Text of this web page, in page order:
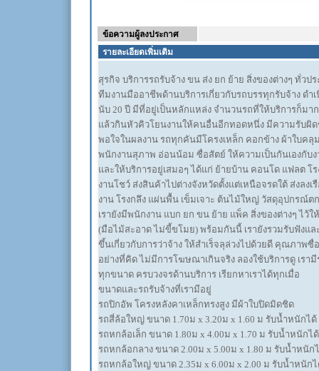
ข้อความผู้ลงประกาศ
รายละเอียดเพิ่มเติม
สุรกิจ บริการรถรับจ้าง ขน ส่ง ยก ย้าย สิ่งของต่างๆ ทั่วปร
ทีมงานมืออาชีพด้านบริการเกี่ยวกับรถบรรทุกรับจ้าง ดำ
นับ 20 ปี มีที่อยู่เป็นหลักแหล่ง จำนวนรถที่ให้บริการก็มา
แล้วกินหัวคิวโยนงานให้คนอื่นอีกทอดหนึ่ง มีความรับผิ
พอใจในผลงาน รถทุกคันมีโครงเหล็ก คอกข้าง ผ้าใบคลุ
พนักงานสุภาพ อ่อนน้อม ซื่อสัตย์ ให้ความเป็นกันเองกับง
และให้บริการอยู่เสมอๆ ได้แก่ ย้ายบ้าน คอนโด แฟลต โ
งานโชว์ ส่งสินค้าไปต่างจังหวัดตั้งแต่เหนือจรดใต้ ส่งลงเ
งาน โรงกลึง แผ่นพื้น เข็มเจาะ ต้นไม้ใหญ่ วัสดุอุปกรณ์
เรายังมีพนักงาน แบก ยก ขน ย้าย แพ็ค สิ่งของต่างๆ ไว้ใ
(มือไม้สะอาด ไม่ขี้ขโมย) พร้อมกันนี้ เรายังรวมรับฟังแ
ขึ้นเกี่ยวกับการว่าจ้าง ให้สำเร็จลุล่วงไปด้วยดี คุณภาพ
อย่างที่คิด ไม่มีการโฆษณาเกินจริง ลองใช้บริการดู เรา
ทุกขนาด ครบวงจรด้านบริการ เรียกหาเราได้ทุกเมื่อ
ขนาดและรถรับจ้างที่เรามีอยู่
รถปิกอัพ โครงหลังคาเหล็กทรงสูง มีผ้าใบปิดมิดชิด
รถสี่ล้อใหญ่ ขนาด 1.70ม x 3.20ม x 1.60 ม รับน้ำหนักได้
รถหกล้อเล็ก ขนาด 1.80ม x 4.00ม x 1.70 ม รับน้ำหนักไ
รถหกล้อกลาง ขนาด 2.00ม x 5.00ม x 1.80 ม รับน้ำหนัก
รถหกล้อใหญ่ ขนาด 2.35ม x 6.00ม x 2.00 ม รับน้ำหนัก